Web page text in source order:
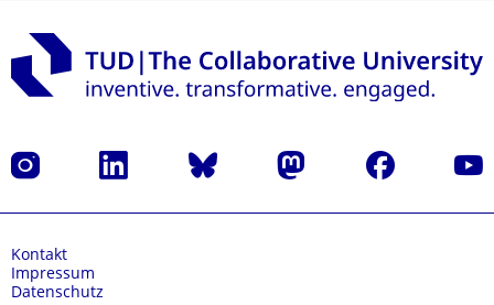
Instagram LinkedIn Bluesky Mastodon Facebook
Kontakt
Impressum
Datenschutz